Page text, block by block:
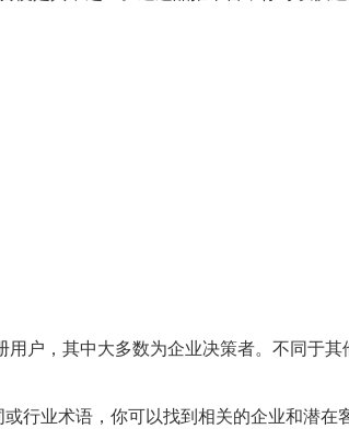
户，其中大多数为企业决策者。不同于
行业术语，你可以找到相关的企业和潜在